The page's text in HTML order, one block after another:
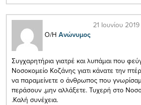
Ο/Η Ανώνυμος
21 Ιουνίου
Συγχαρητήρια γιατρέ και λυπάμαι που
Νοσοκομείο Κοζάνης γιατι κάνατε την
να παραμείνετε ο άνθρωπος που
περάσουν ,μην αλλάξετε. Τυχερή στο
.Καλή συνέχεια.